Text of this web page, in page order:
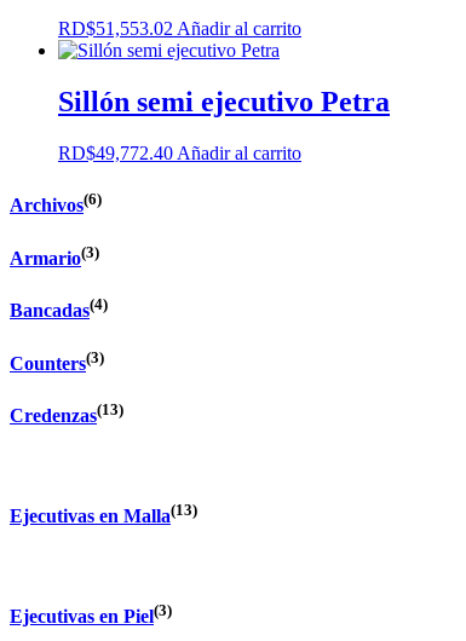
RD$51,553.02 Añadir al carrito
Sillón semi ejecutivo Petra
RD$49,772.40 Añadir al carrito
Archivos(6)
Armario(3)
Bancadas(4)
Counters(3)
Credenzas(13)
Ejecutivas en Malla(13)
Ejecutivas en Piel(3)